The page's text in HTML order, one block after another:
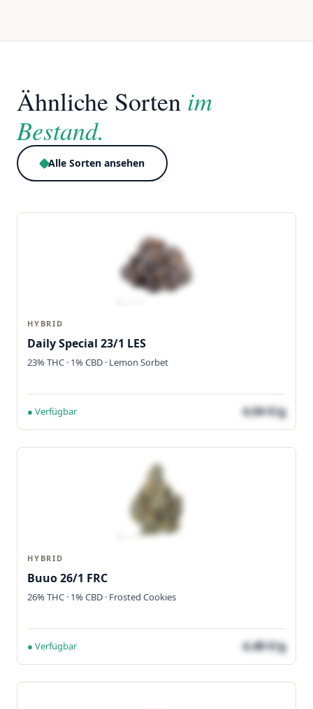
Ähnliche Sorten im
Bestand.
Alle Sorten ansehen
HYBRID
Daily Special 23/1 LES
23% THC · 1% CBD · Lemon Sorbet
● Verfügbar 4,04 €/g
HYBRID
Buuo 26/1 FRC
26% THC · 1% CBD · Frosted Cookies
● Verfügbar 4,48 €/g